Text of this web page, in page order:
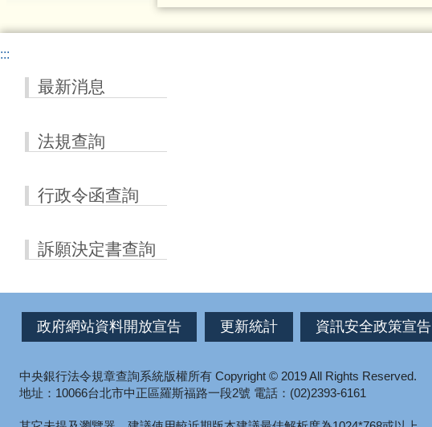
:::
最新消息
法規查詢
行政令函查詢
訴願決定書查詢
政府網站資料開放宣告 更新統計 資訊安全政策宣告
中央銀行法令規章查詢系統版權所有Copyright © 2019 All Rights Reserved.
地址：10066台北市中正區羅斯福路一段2號 電話：(02)2393-6161